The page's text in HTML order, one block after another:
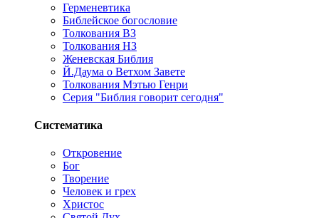
Герменевтика
Библейское богословие
Толкования ВЗ
Толкования НЗ
Женевская Библия
Й.Даума о Ветхом Завете
Толкования Мэтью Генри
Серия "Библия говорит сегодня"
Систематика
Откровение
Бог
Творение
Человек и грех
Христос